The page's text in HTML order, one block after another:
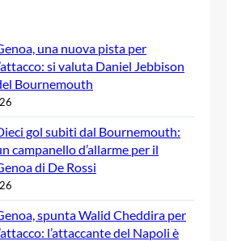
una nuova pista per
si valuta Daniel Jebbison
Bournemouth
gol subiti dal Bournemouth:
campanello d’allarme per il
di De Rossi
spunta Walid Cheddira per
l’attaccante del Napoli è